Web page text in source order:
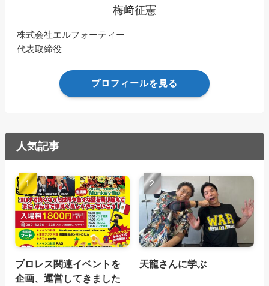
梅﨑征憲
株式会社エルフォーティー
代表取締役
プロフィールを見る
人気記事
プロレス関連イベントを
企画、運営してきました
天龍さんに学ぶ